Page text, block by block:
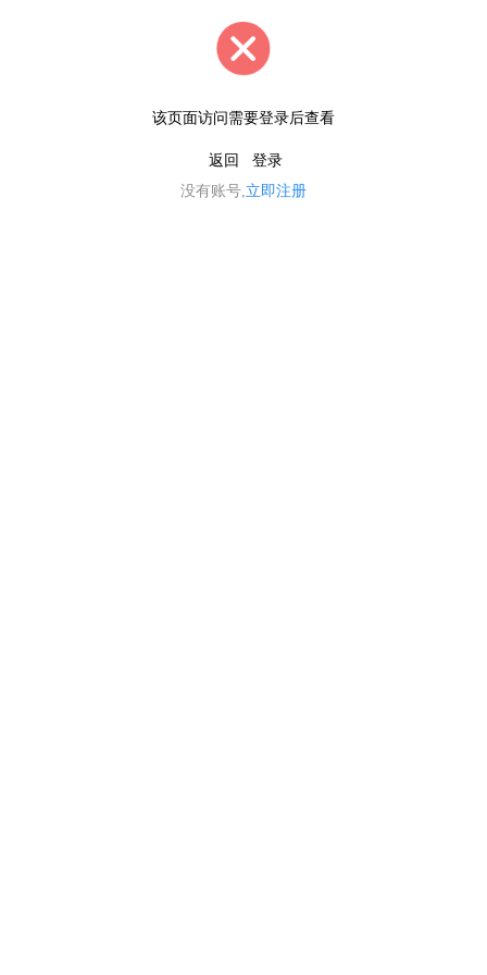
该页面访问需要登录后查看
返回
登录
没有账号,立即注册